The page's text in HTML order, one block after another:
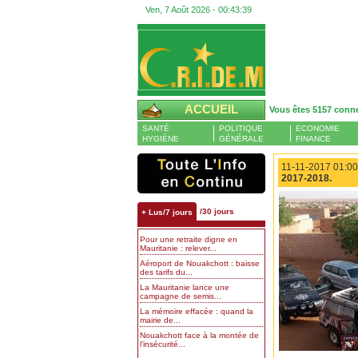
Ven, 7 Août 2026 - 00:43:40
ACCUEIL Vous êtes 5157
SANTÉ
HYGIÈNE
POLITIQUE
GÉNÉRALE
ECONOMIE
FINANCE
+ Lus/7 jours /30 jours
Pour une retraite digne en
Mauritanie : relever...
Aéroport de Nouakchott : baisse
des tarifs du...
La Mauritanie lance une
campagne de semis...
La mémoire effacée : quand la
mairie de...
Nouakchott face à la montée de
l’insécurité...
11-11-2017
2017-2018.